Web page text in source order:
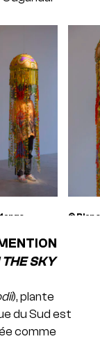
©
SKY
), plante
du Sud est
comme